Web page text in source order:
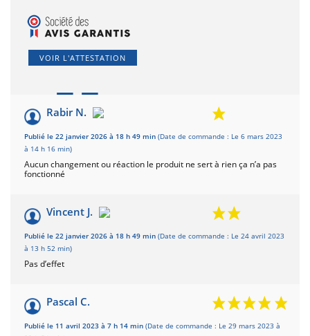
VOIR L'ATTESTATION
7.7/10
Basé sur 6 avis
Rabir N.
Publié le 22 janvier 2026 à 18 h 49 min (Date de commande : Le 6 mars 2023
à 14 h 16 min)
Aucun changement ou réaction le produit ne sert à rien ça n’a pas
fonctionné
Vincent J.
Publié le 22 janvier 2026 à 18 h 49 min (Date de commande : Le 24 avril 2023
à 13 h 52 min)
Pas d’effet
Pascal C.
Publié le 11 avril 2023 à 7 h 14 min (Date de commande : Le 29 mars 2023 à